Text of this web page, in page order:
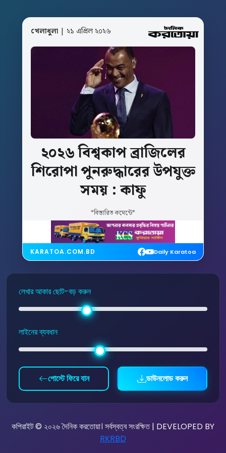
খেলাধুলা | ২১ এপ্রিল ২০২৬
২০২৬বিশ্বকাপব্রাজিলের
শিরোপাপুনরুদ্ধারেরউপযুক্ত
সময় : কাফু
*বিস্তারিত কমেন্টে*
KARATOA.COM.BD Daily Karatoa
লেখার আকার ছোট-বড় করুন
লাইনের ব্যবধান
পোস্টে ফিরে যান ডাউনলোড করুন
কপিরাইট © ২০২৬ দৈনিক করতোয়া। সর্বস্বত্ব সংরক্ষিত | DEVELOPED BY
RKRBD